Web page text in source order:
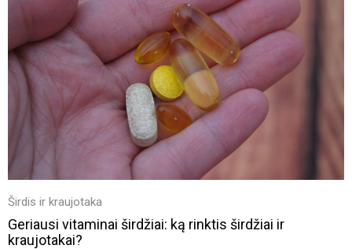
Širdis ir kraujotaka
Geriausi vitaminai širdžiai: ką rinktis širdžiai ir
kraujotakai?